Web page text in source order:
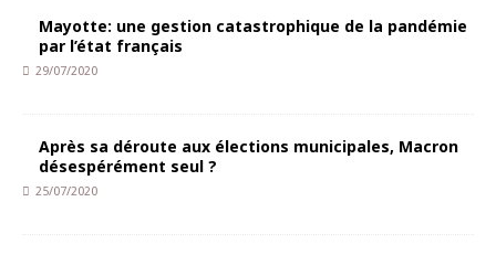
Mayotte: une gestion catastrophique de la pandémie
par l’état français
29/07/2020
Après sa déroute aux élections municipales, Macron
désespérément seul ?
25/07/2020